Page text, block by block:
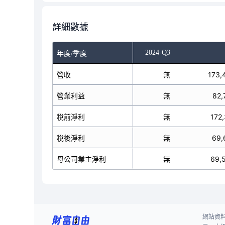
詳細數據
年度/季度
2024-Q2 2024-Q3
營收
營業利益
稅前淨利
稅後淨利
母公司業主淨利
84,808,772 無
54,561,750 無
54,561,750 無
50,823,728 無
50,906,819 無
網站資